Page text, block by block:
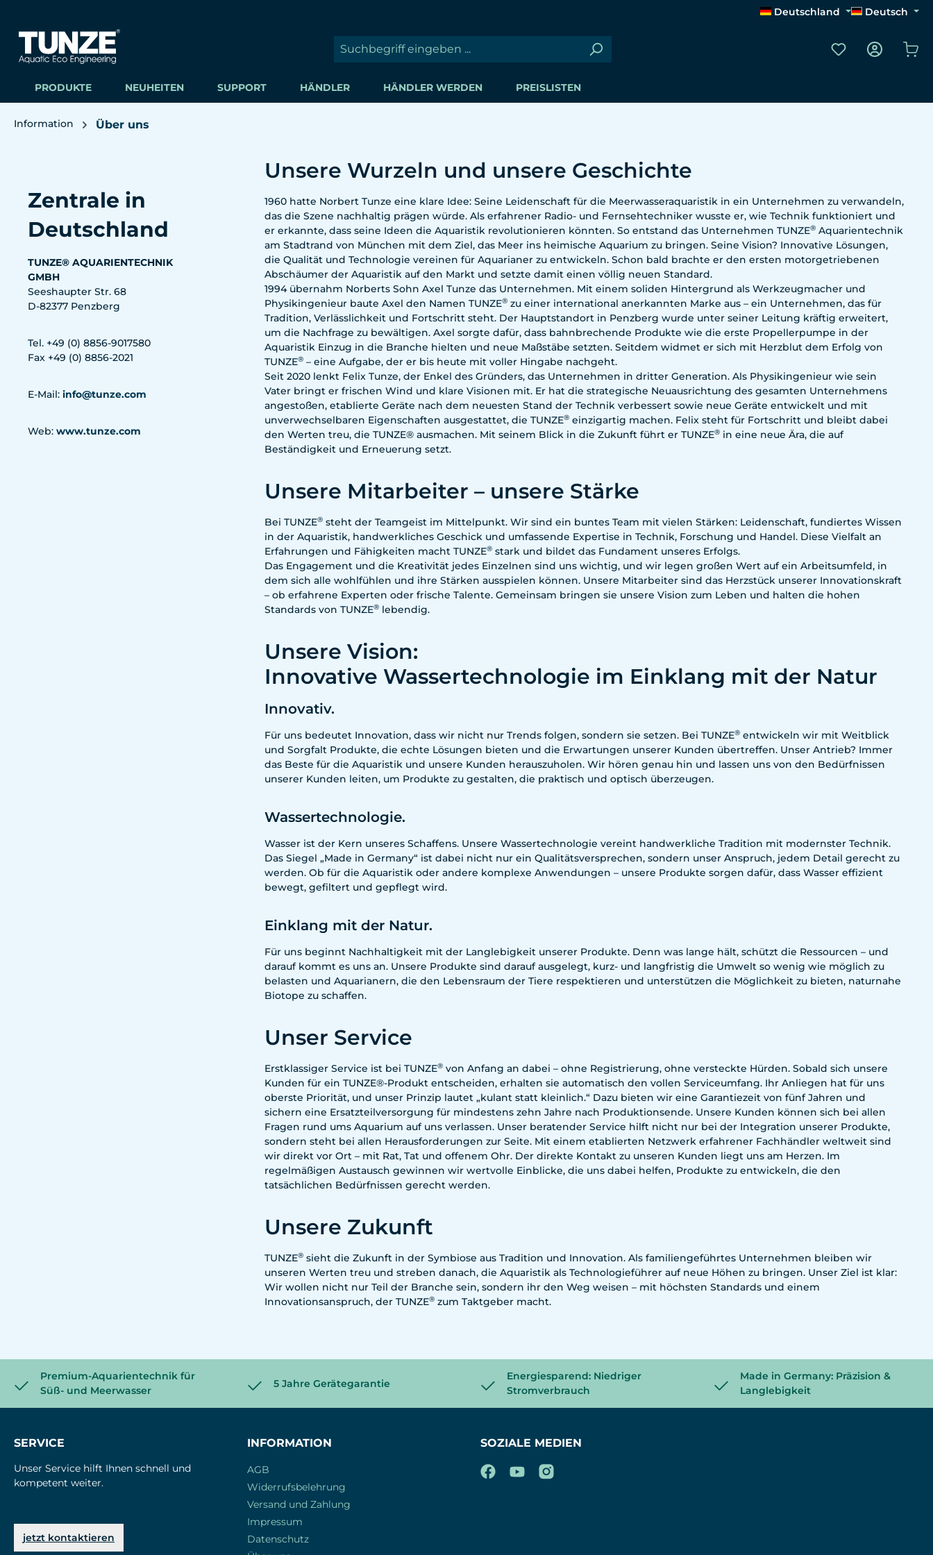
Deutschland Deutsch
Du hast 0
PRODUKTE NEUHEITEN SUPPORT HÄNDLER HÄNDLER WERDEN PREISLISTEN
Information Über uns
Zentrale in
Deutschland
TUNZE® AQUARIENTECHNIK
GMBH
Seeshaupter Str. 68
D-82377 Penzberg
Tel. +49 (0) 8856-9017580
Fax +49 (0) 8856-2021
E-Mail: info@tunze.com
Web: www.tunze.com
Unsere Wurzeln und unsere Geschichte
1960 hatte Norbert Tunze eine klare Idee: Seine Leidenschaft für die Meerwasseraquaristik in ein Unternehmen zu verwandeln,
das die Szene nachhaltig prägen würde. Als erfahrener Radio- und Fernsehtechniker wusste er, wie Technik funktioniert und
er erkannte, dass seine Ideen die Aquaristik revolutionieren könnten. So entstand das Unternehmen TUNZE® Aquarientechnik
am Stadtrand von München mit dem Ziel, das Meer ins heimische Aquarium zu bringen. Seine Vision? Innovative Lösungen,
die Qualität und Technologie vereinen für Aquarianer zu entwickeln. Schon bald brachte er den ersten motorgetriebenen
Abschäumer der Aquaristik auf den Markt und setzte damit einen völlig neuen Standard.
1994 übernahm Norberts Sohn Axel Tunze das Unternehmen. Mit einem soliden Hintergrund als Werkzeugmacher und
Physikingenieur baute Axel den Namen TUNZE® zu einer international anerkannten Marke aus – ein Unternehmen, das für
Tradition, Verlässlichkeit und Fortschritt steht. Der Hauptstandort in Penzberg wurde unter seiner Leitung kräftig erweitert,
um die Nachfrage zu bewältigen. Axel sorgte dafür, dass bahnbrechende Produkte wie die erste Propellerpumpe in der
Aquaristik Einzug in die Branche hielten und neue Maßstäbe setzten. Seitdem widmet er sich mit Herzblut dem Erfolg von
TUNZE® – eine Aufgabe, der er bis heute mit voller Hingabe nachgeht.
Seit 2020 lenkt Felix Tunze, der Enkel des Gründers, das Unternehmen in dritter Generation. Als Physikingenieur wie sein
Vater bringt er frischen Wind und klare Visionen mit. Er hat die strategische Neuausrichtung des gesamten Unternehmens
angestoßen, etablierte Geräte nach dem neuesten Stand der Technik verbessert sowie neue Geräte entwickelt und mit
unverwechselbaren Eigenschaften ausgestattet, die TUNZE® einzigartig machen. Felix steht für Fortschritt und bleibt dabei
den Werten treu, die TUNZE® ausmachen. Mit seinem Blick in die Zukunft führt er TUNZE® in eine neue Ära, die auf
Beständigkeit und Erneuerung setzt.
Unsere Mitarbeiter – unsere Stärke
Bei TUNZE® steht der Teamgeist im Mittelpunkt. Wir sind ein buntes Team mit vielen Stärken: Leidenschaft, fundiertes Wissen
in der Aquaristik, handwerkliches Geschick und umfassende Expertise in Technik, Forschung und Handel. Diese Vielfalt an
Erfahrungen und Fähigkeiten macht TUNZE® stark und bildet das Fundament unseres Erfolgs.
Das Engagement und die Kreativität jedes Einzelnen sind uns wichtig, und wir legen großen Wert auf ein Arbeitsumfeld, in
dem sich alle wohlfühlen und ihre Stärken ausspielen können. Unsere Mitarbeiter sind das Herzstück unserer Innovationskraft
– ob erfahrene Experten oder frische Talente. Gemeinsam bringen sie unsere Vision zum Leben und halten die hohen
Standards von TUNZE® lebendig.
Unsere Vision:
Innovative Wassertechnologie im Einklang mit der Natur
Innovativ.
Für uns bedeutet Innovation, dass wir nicht nur Trends folgen, sondern sie setzen. Bei TUNZE® entwickeln wir mit Weitblick
und Sorgfalt Produkte, die echte Lösungen bieten und die Erwartungen unserer Kunden übertreffen. Unser Antrieb? Immer
das Beste für die Aquaristik und unsere Kunden herauszuholen. Wir hören genau hin und lassen uns von den Bedürfnissen
unserer Kunden leiten, um Produkte zu gestalten, die praktisch und optisch überzeugen.
Wassertechnologie.
Wasser ist der Kern unseres Schaffens. Unsere Wassertechnologie vereint handwerkliche Tradition mit modernster Technik.
Das Siegel „Made in Germany“ ist dabei nicht nur ein Qualitätsversprechen, sondern unser Anspruch, jedem Detail gerecht zu
werden. Ob für die Aquaristik oder andere komplexe Anwendungen – unsere Produkte sorgen dafür, dass Wasser effizient
bewegt, gefiltert und gepflegt wird.
Einklang mit der Natur.
Für uns beginnt Nachhaltigkeit mit der Langlebigkeit unserer Produkte. Denn was lange hält, schützt die Ressourcen – und
darauf kommt es uns an. Unsere Produkte sind darauf ausgelegt, kurz- und langfristig die Umwelt so wenig wie möglich zu
belasten und Aquarianern, die den Lebensraum der Tiere respektieren und unterstützen die Möglichkeit zu bieten, naturnahe
Biotope zu schaffen.
Unser Service
Erstklassiger Service ist bei TUNZE® von Anfang an dabei – ohne Registrierung, ohne versteckte Hürden. Sobald sich unsere
Kunden für ein TUNZE®-Produkt entscheiden, erhalten sie automatisch den vollen Serviceumfang. Ihr Anliegen hat für uns
oberste Priorität, und unser Prinzip lautet „kulant statt kleinlich.“ Dazu bieten wir eine Garantiezeit von fünf Jahren und
sichern eine Ersatzteilversorgung für mindestens zehn Jahre nach Produktionsende. Unsere Kunden können sich bei allen
Fragen rund ums Aquarium auf uns verlassen. Unser beratender Service hilft nicht nur bei der Integration unserer Produkte,
sondern steht bei allen Herausforderungen zur Seite. Mit einem etablierten Netzwerk erfahrener Fachhändler weltweit sind
wir direkt vor Ort – mit Rat, Tat und offenem Ohr. Der direkte Kontakt zu unseren Kunden liegt uns am Herzen. Im
regelmäßigen Austausch gewinnen wir wertvolle Einblicke, die uns dabei helfen, Produkte zu entwickeln, die den
tatsächlichen Bedürfnissen gerecht werden.
Unsere Zukunft
TUNZE® sieht die Zukunft in der Symbiose aus Tradition und Innovation. Als familiengeführtes Unternehmen bleiben wir
unseren Werten treu und streben danach, die Aquaristik als Technologieführer auf neue Höhen zu bringen. Unser Ziel ist klar:
Wir wollen nicht nur Teil der Branche sein, sondern ihr den Weg weisen – mit höchsten Standards und einem
Innovationsanspruch, der TUNZE® zum Taktgeber macht.
Premium-Aquarientechnik für
Süß- und Meerwasser
5 Jahre Gerätegarantie
Energiesparend: Niedriger
Stromverbrauch
Made in Germany: Präzision &
Langlebigkeit
SERVICE
Unser Service hilft Ihnen schnell und
kompetent weiter.
jetzt kontaktieren
INFORMATION
AGB
Widerrufsbelehrung
Versand und Zahlung
Impressum
Datenschutz
SOZIALE MEDIEN